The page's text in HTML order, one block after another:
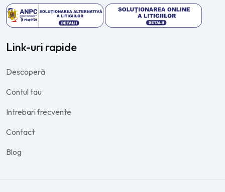
Link-uri rapide
Descoperă
Contul tau
Intrebari frecvente
Contact
Blog